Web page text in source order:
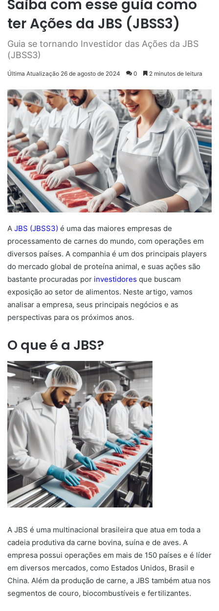
Saiba com esse guia como
ter Ações da JBS (JBSS3)
Guia se tornando Investidor das Ações da JBS
(JBSS3)
Última Atualização 26 de agosto de 2024 0 2 minutos de leitura
A JBS (JBSS3) é uma das maiores empresas de
processamento de carnes do mundo, com operações em
diversos países. A companhia é um dos principais players
do mercado global de proteína animal, e suas ações são
bastante procuradas por investidores que buscam
exposição ao setor de alimentos. Neste artigo, vamos
analisar a empresa, seus principais negócios e as
perspectivas para os próximos anos.
O que é a JBS?
A JBS é uma multinacional brasileira que atua em toda a
cadeia produtiva da carne bovina, suína e de aves. A
empresa possui operações em mais de 150 países e é líder
em diversos mercados, como Estados Unidos, Brasil e
China. Além da produção de carne, a JBS também atua nos
segmentos de couro, biocombustíveis e fertilizantes.